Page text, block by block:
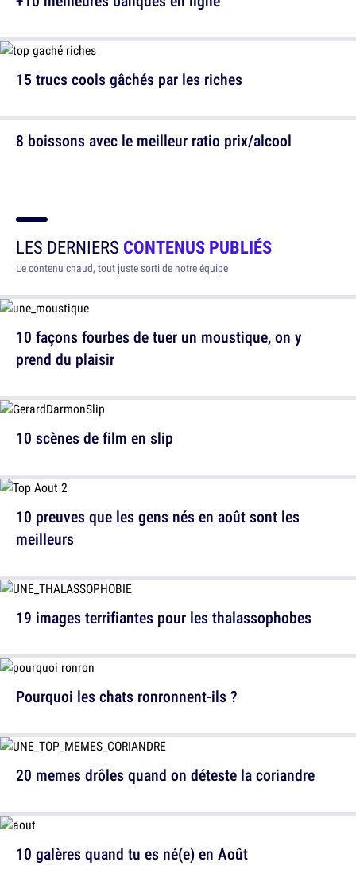
8 boissons avec le meilleur ratio prix/alcool
15 trucs cools gâchés par les riches
LES DERNIERS CONTENUS PUBLIÉS
Le contenu chaud, tout juste sorti de notre équipe
10 façons fourbes de tuer un moustique, on y
prend du plaisir
10 preuves que les gens nés en août sont les
meilleurs
Pourquoi les chats ronronnent-ils ?
10 galères quand tu es né(e) en Août
10 scènes de film en slip
19 images terrifiantes pour les thalassophobes
20 memes drôles quand on déteste la coriandre